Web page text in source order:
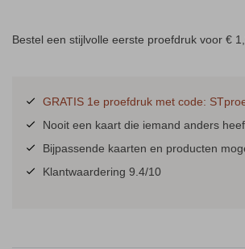
Bestel een stijlvolle eerste proefdruk voor €
GRATIS 1e proefdruk met code:
Nooit een kaart die iemand anders
Bijpassende kaarten en producten
Klantwaardering 9.4/10